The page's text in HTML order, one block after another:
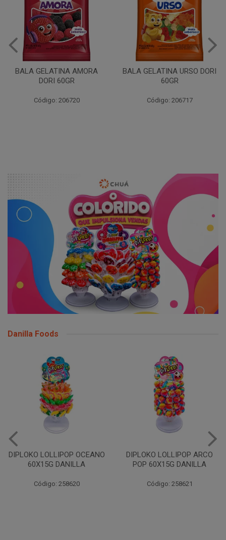
BALA GELATINA URSO DORI
60GR
Código: 206717
BALA GEL MINHOCA ACIDA
DORI 60
Danilla Foods
DIPLOKO LOLLIPOP OCEANO
60X15G DANILLA
Código: 258620
DIPLOKO LOLLIPOP ARCO
POP 60X15G DANILLA
Código: 258621